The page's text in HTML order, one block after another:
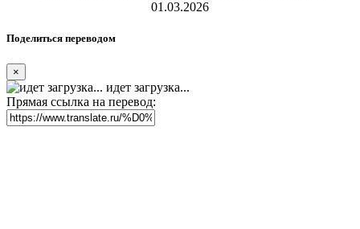
01.03.2026
Поделиться переводом
×
идет загрузка...
Прямая ссылка на перевод: